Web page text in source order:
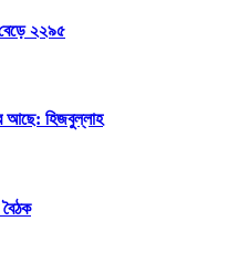
২২৯৫
আছে: হিজবুল্লাহ
বৈঠক